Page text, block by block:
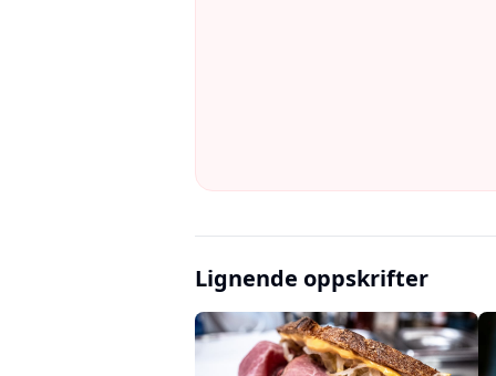
Lignende oppskrifter